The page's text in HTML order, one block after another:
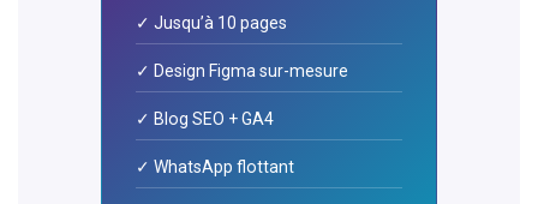
✓ Jusqu’à 10 pages
✓ Design Figma sur-mesure
✓ Blog SEO + GA4
✓ WhatsApp flottant